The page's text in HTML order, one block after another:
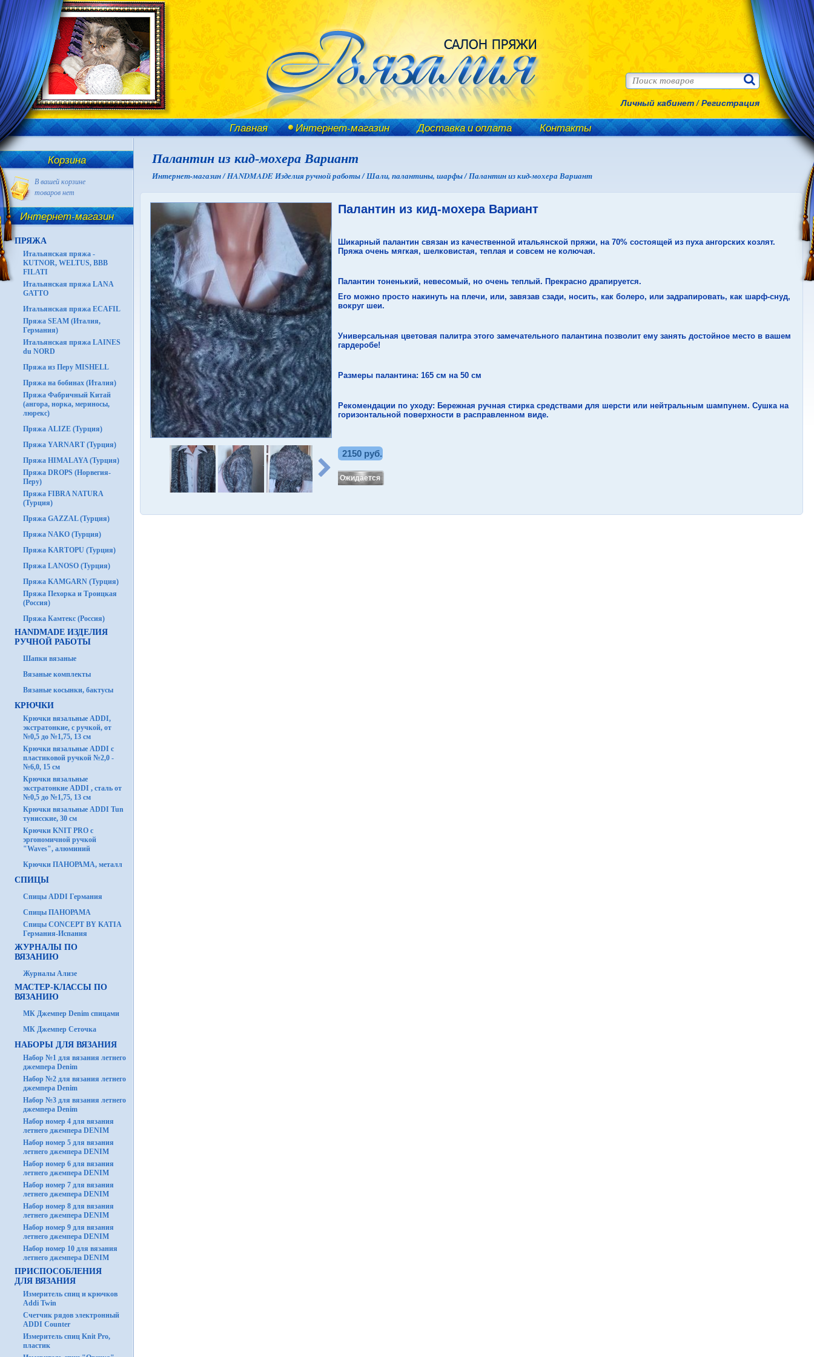
Личный кабинет/Регистрация
Главная Интернет-магазин Доставка и оплата Контакты
Корзина
В вашей корзине
товаров нет
Интернет-магазин
ПРЯЖА
Итальянская пряжа -
KUTNOR, WELTUS, BBB
FILATI
Итальянская пряжа LANA
GATTO
Итальянская пряжа ECAFIL
Пряжа SEAM (Италия,
Германия)
Итальянская пряжа LAINES
du NORD
Пряжа из Перу MISHELL
Пряжа на бобинах (Италия)
Пряжа Фабричный Китай
(ангора, норка, мериносы,
люрекс)
Пряжа ALIZE (Турция)
Пряжа YARNART (Турция)
Пряжа HIMALAYA (Турция)
Пряжа DROPS (Норвегия-
Перу)
Пряжа FIBRA NATURA
(Турция)
Пряжа GAZZAL (Турция)
Пряжа NAKO (Турция)
Пряжа KARTOPU (Турция)
Пряжа LANOSO (Турция)
Пряжа KAMGARN (Турция)
Пряжа Пехорка и Троицкая
(Россия)
Пряжа Камтекс (Россия)
HANDMADE ИЗДЕЛИЯ
РУЧНОЙ РАБОТЫ
Шапки вязаные
Вязаные комплекты
Вязаные косынки, бактусы
КРЮЧКИ
Крючки вязальные ADDI,
экстратонкие, с ручкой, от
№0,5 до №1,75, 13 см
Крючки вязальные ADDI с
пластиковой ручкой №2,0 -
№6,0, 15 см
Крючки вязальные
экстратонкие ADDI , сталь от
№0,5 до №1,75, 13 см
Крючки вязальные ADDI Tun
тунисские, 30 см
Крючки KNIT PRO с
эргономичной ручкой
"Waves", алюминий
Крючки ПАНОРАМА, металл
СПИЦЫ
Спицы ADDI Германия
Спицы ПАНОРАМА
Спицы CONCEPT BY KATIA
Германия-Испания
ЖУРНАЛЫ ПО
ВЯЗАНИЮ
Журналы Ализе
МАСТЕР-КЛАССЫ ПО
ВЯЗАНИЮ
МК Джемпер Denim спицами
МК Джемпер Сеточка
НАБОРЫ ДЛЯ ВЯЗАНИЯ
Набор №1 для вязания летнего
джемпера Denim
Набор №2 для вязания летнего
джемпера Denim
Набор №3 для вязания летнего
джемпера Denim
Набор номер 4 для вязания
летнего джемпера DENIM
Набор номер 5 для вязания
летнего джемпера DENIM
Набор номер 6 для вязания
летнего джемпера DENIM
Набор номер 7 для вязания
летнего джемпера DENIM
Набор номер 8 для вязания
летнего джемпера DENIM
Набор номер 9 для вязания
летнего джемпера DENIM
Набор номер 10 для вязания
летнего джемпера DENIM
ПРИСПОСОБЛЕНИЯ
ДЛЯ ВЯЗАНИЯ
Измеритель спиц и крючков
Addi Twin
Счетчик рядов электронный
ADDI Counter
Измеритель спиц Knit Pro,
пластик
Палантин из кид-мохера Вариант
Интернет-магазин /HANDMADE Изделия ручной работы /Шали, палантины, шарфы /Палантин из кид-мохера Вариант
Палантин из кид-мохера Вариант
Шикарный палантин связан из качественной итальянской пряжи, на 70% состоящей из пуха ангорских козлят.
Пряжа очень мягкая, шелковистая, теплая и совсем не колючая.
Палантин тоненький, невесомый, но очень теплый. Прекрасно драпируется.
Его можно просто накинуть на плечи, или, завязав сзади, носить, как болеро, или задрапировать, как шарф-снуд,
вокруг шеи.
Универсальная цветовая палитра этого замечательного палантина позволит ему занять достойное место в вашем
гардеробе!
Размеры палантина: 165 см на 50 см
Рекомендации по уходу: Бережная ручная стирка средствами для шерсти или нейтральным шампунем. Сушка на
горизонтальной поверхности в расправленном виде.
2150 руб.
Ожидается